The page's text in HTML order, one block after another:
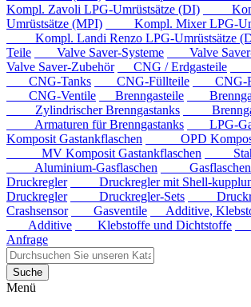
Kompl. Zavoli LPG-Umrüstsätze (DI)
Umrüstsätze (MPI)
Kompl. Mixer LPG-
Kompl. Landi Renzo LPG-Umrüstsätze
Teile
Valve Saver-Systeme
Valve Saver-
Valve Saver-Zubehör
CNG / Erdgasteile
CNG-Tanks
CNG-Füllteile
CNG-
CNG-Ventile
Brenngasteile
Zylindrischer Brenngastanks
Armaturen für Brenngastanks
LPG-
Komposit Gastankflaschen
OPD Komposit
MV Komposit Gastankflaschen
Aluminium-Gasflaschen
Druckregler
Druckregler mit Shell-
Druckregler
Druckregler-Sets
Crashsensor
Gasventile
Additive,
Additive
Klebstoffe und Dichtstoffe
Anfrage
Suche
Menü